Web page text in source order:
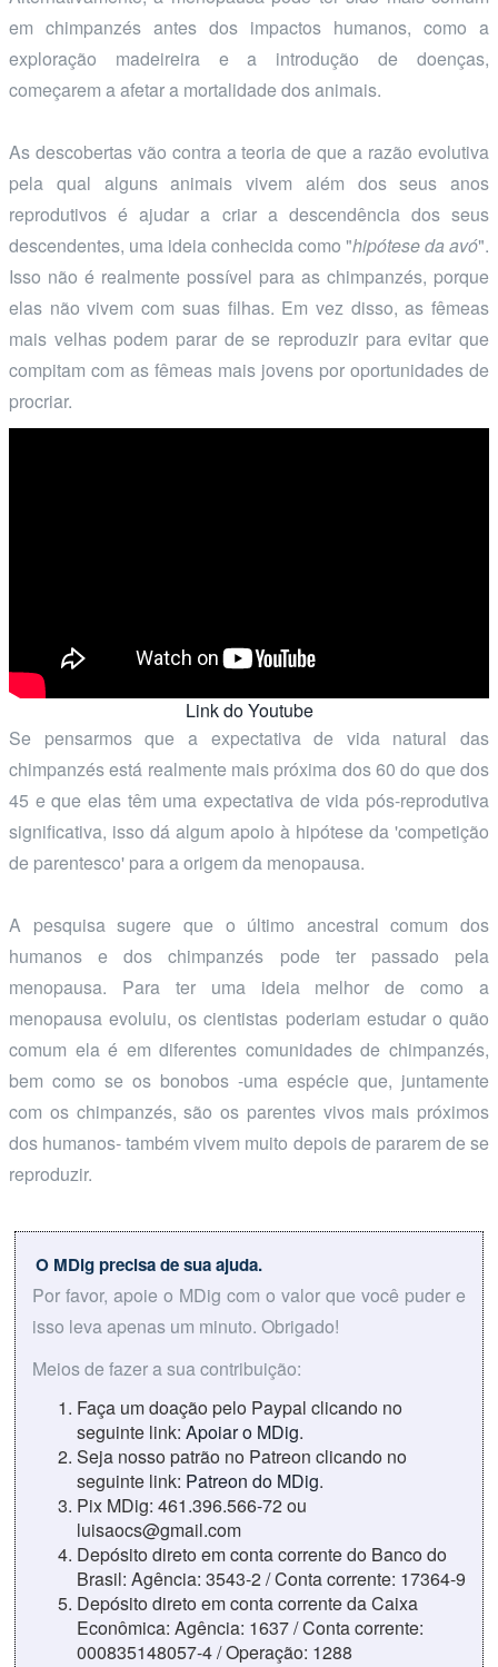
em chimpanzés antes dos impactos humanos, como a
exploração madeireira e a introdução de doenças,
começarem a afetar a mortalidade dos animais.
As descobertas vão contra a teoria de que a razão evolutiva
pela qual alguns animais vivem além dos seus anos
reprodutivos é ajudar a criar a descendência dos seus
descendentes, uma ideia conhecida como "hipótese da avó".
Isso não é realmente possível para as chimpanzés, porque
elas não vivem com suas filhas. Em vez disso, as fêmeas
mais velhas podem parar de se reproduzir para evitar que
compitam com as fêmeas mais jovens por oportunidades de
procriar.
Link do Youtube
Se pensarmos que a expectativa de vida natural das
chimpanzés está realmente mais próxima dos 60 do que dos
45 e que elas têm uma expectativa de vida pós-reprodutiva
significativa, isso dá algum apoio à hipótese da 'competição
de parentesco' para a origem da menopausa.
A pesquisa sugere que o último ancestral comum dos
humanos e dos chimpanzés pode ter passado pela
menopausa. Para ter uma ideia melhor de como a
menopausa evoluiu, os cientistas poderiam estudar o quão
comum ela é em diferentes comunidades de chimpanzés,
bem como se os bonobos -uma espécie que, juntamente
com os chimpanzés, são os parentes vivos mais próximos
dos humanos- também vivem muito depois de pararem de se
reproduzir.
O MDig precisa de sua ajuda.
Por favor, apoie o MDig com o valor que você puder e
isso leva apenas um minuto. Obrigado!
Meios de fazer a sua contribuição:
Faça um doação pelo Paypal clicando no
seguinte link: Apoiar o MDig.
Seja nosso patrão no Patreon clicando no
seguinte link: Patreon do MDig.
Pix MDig: 461.396.566-72 ou
luisaocs@gmail.com
Depósito direto em conta corrente do Banco do
Brasil: Agência: 3543-2 / Conta corrente: 17364-9
Depósito direto em conta corrente da Caixa
Econômica: Agência: 1637 / Conta corrente:
000835148057-4 / Operação: 1288